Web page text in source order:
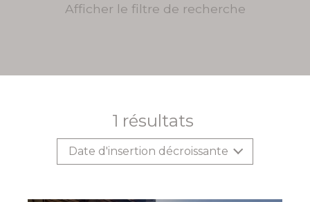
Afficher le filtre de recherche
1 résultats
Date d'insertion décroissante